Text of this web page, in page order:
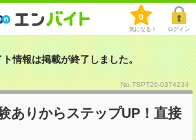
0
気になる！ ログイン
情報は掲載が終了しました。
No.TSPT26-0374234
ありからステップUP！直接